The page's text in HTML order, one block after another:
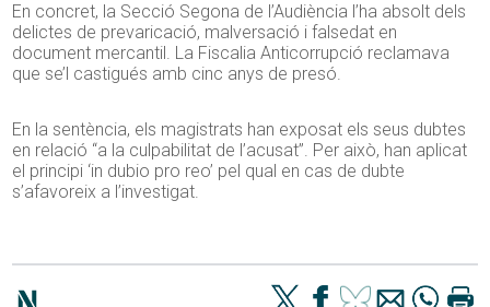
En concret, la Secció Segona de l’Audiència l’ha absolt dels
delictes de prevaricació, malversació i falsedat en
document mercantil. La Fiscalia Anticorrupció reclamava
que se’l castigués amb cinc anys de presó.
En la sentència, els magistrats han exposat els seus dubtes
en relació “a la culpabilitat de l’acusat”. Per això, han aplicat
el principi ‘in dubio pro reo’ pel qual en cas de dubte
s’afavoreix a l’investigat.